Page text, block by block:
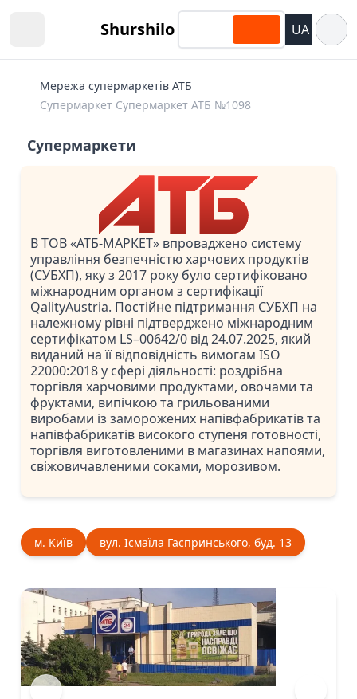
Shurshilo UA
Мережа супермаркетів АТБ
Супермаркет Супермаркет АТБ №1098
Супермаркети
В ТОВ «АТБ-МАРКЕТ» впроваджено систему
управління безпечністю харчових продуктів
(СУБХП), яку з 2017 року було сертифіковано
міжнародним органом з сертифікації
QalityAustria. Постійне підтримання СУБХП на
належному рівні підтверджено міжнародним
сертифікатом LS–00642/0 від 24.07.2025, який
виданий на її відповідність вимогам ISO
22000:2018 у сфері діяльності: роздрібна
торгівля харчовими продуктами, овочами та
фруктами, випічкою та грильованими
виробами із заморожених напівфабрикатів та
напівфабрикатів високого ступеня готовності,
торгівля виготовленими в магазинах напоями,
свіжовичавленими соками, морозивом.
м. Київ вул. Ісмаїла Гаспринського, буд. 13